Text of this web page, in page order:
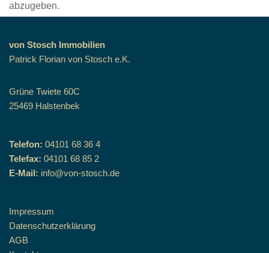
abzugeben.
von Stosch Immobilien
Patrick Florian von Stosch e.K.
Grüne Twiete 60C
25469 Halstenbek
Telefon: 04101 68 36 4
Telefax: 04101 68 85 2
E-Mail: info@von-stosch.de
Impressum
Datenschutzerklärung
AGB